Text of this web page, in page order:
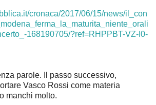
cronaca/2017/06/15/news/il_con
168190705/?ref=RHPPBT-VZ-I0-
parole. Il passo successivo,
Vasco Rossi come materia
manchi molto.